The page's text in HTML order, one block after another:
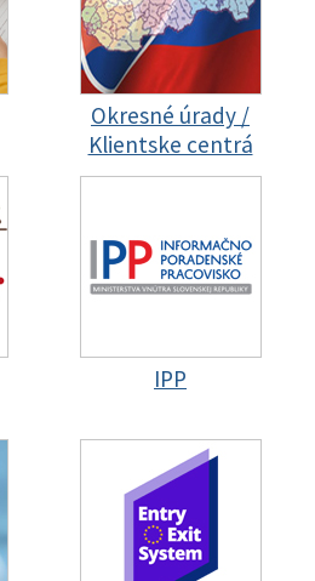
Okresné úrady /
Klientske centrá
IPP